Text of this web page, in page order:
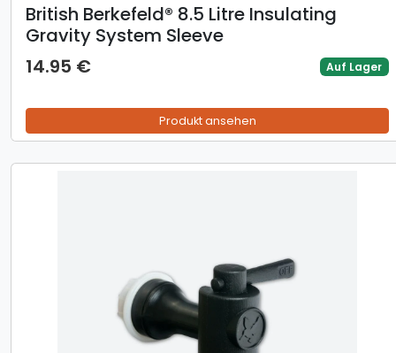
British Berkefeld® 8.5 Litre Insulating
Gravity System Sleeve
14.95 €
Auf Lager
Produkt ansehen